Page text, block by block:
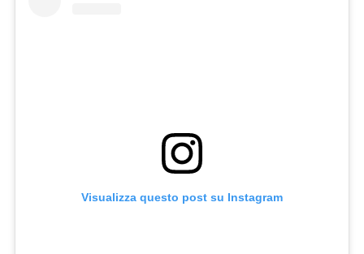
Visualizza questo post su Instagram